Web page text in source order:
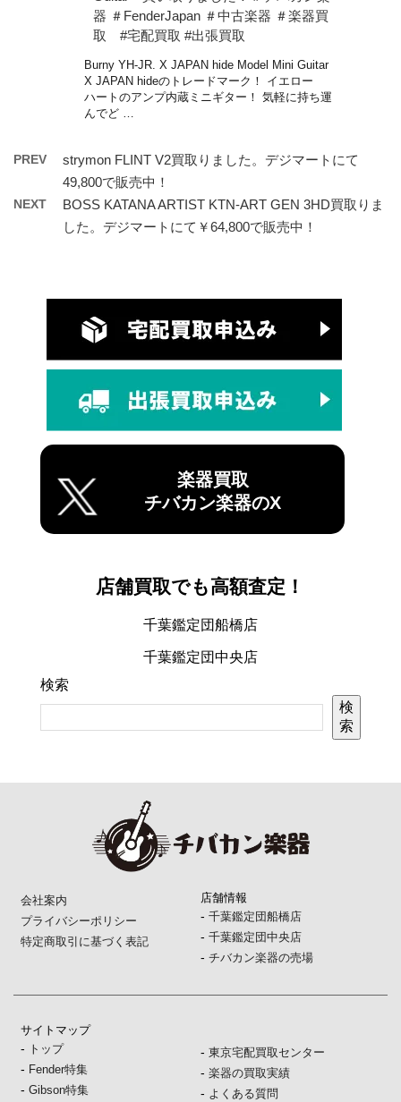
器 ＃FenderJapan ＃中古楽器 ＃楽器買
取 #宅配買取 #出張買取
Burny YH-JR. X JAPAN hide Model Mini Guitar
X JAPAN hideのトレードマーク！ イエロー
ハートのアンプ内蔵ミニギター！ 気軽に持ち運
んでど …
PREV
strymon FLINT V2買取りました。デジマートにて
49,800で販売中！
NEXT
BOSS KATANA ARTIST KTN-ART GEN 3HD買取りま
した。デジマートにて￥64,800で販売中！
楽器買取
チバカン楽器のX
店舗買取でも高額査定！
千葉鑑定団船橋店
千葉鑑定団中央店
検索
検
索
会社案内
プライバシーポリシー
特定商取引に基づく表記
店舗情報
- 千葉鑑定団船橋店
- 千葉鑑定団中央店
- チバカン楽器の売場
サイトマップ
- トップ
- Fender特集
-Gibson特集
- 東京宅配買取センター
- 楽器の買取実績
- よくある質問